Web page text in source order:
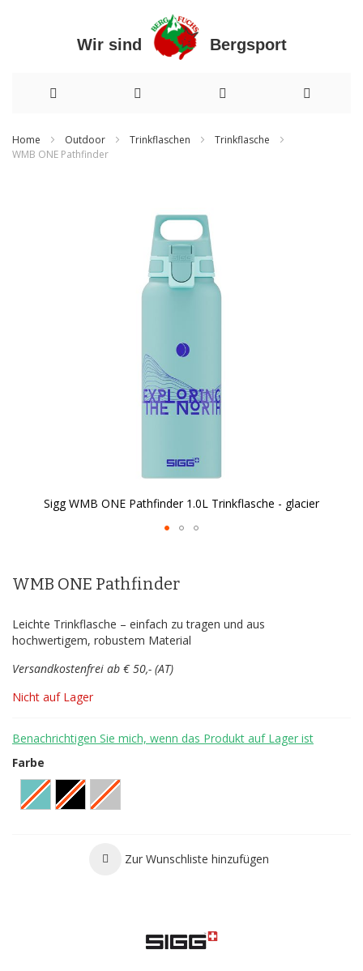
Wir sind Bergsport
zum
Home Outdoor Trinkflaschen
Trinkflasche
WMB ONE Pathfinder
Sigg WMB ONE Pathfinder 1.0L Trinkflasche - glacier
der
WMB ONE Pathfinder
Leichte Trinkflasche – einfach zu tragen und aus
hochwertigem, robustem Material
Versandkostenfrei ab € 50,- (AT)
Nicht auf Lager
Benachrichtigen Sie mich, wenn das Produkt auf Lager ist
Farbe
Zur Wunschliste hinzufügen